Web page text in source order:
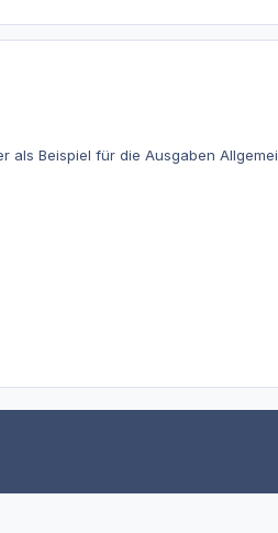
als Beispiel für die Ausgaben